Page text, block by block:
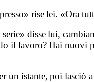
rise lei. «Ora
serie» disse lui,
il lavoro? Hai nuovi
un istante, poi lasciò